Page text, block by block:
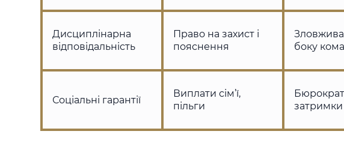
Дисциплінарна
відповідальність
Право на захист і
пояснення
боку
Соціальні гарантії
Виплати сім’ї,
пільги
затримки